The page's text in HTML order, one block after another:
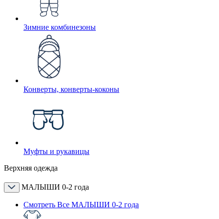
Зимние комбинезоны
Конверты, конверты-коконы
Муфты и рукавицы
Верхняя одежда
МАЛЫШИ 0-2 года
Смотреть Все МАЛЫШИ 0-2 года